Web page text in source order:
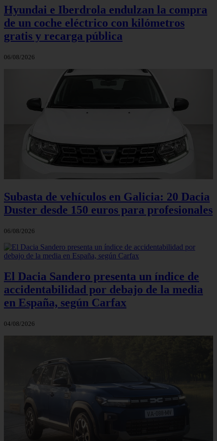
Hyundai e Iberdrola endulzan la compra
de un coche eléctrico con kilómetros
gratis y recarga pública
06/08/2026
Subasta de vehículos en Galicia: 20 Dacia
Duster desde 150 euros para profesionales
06/08/2026
El Dacia Sandero presenta un índice de
accidentabilidad por debajo de la media
en España, según Carfax
04/08/2026